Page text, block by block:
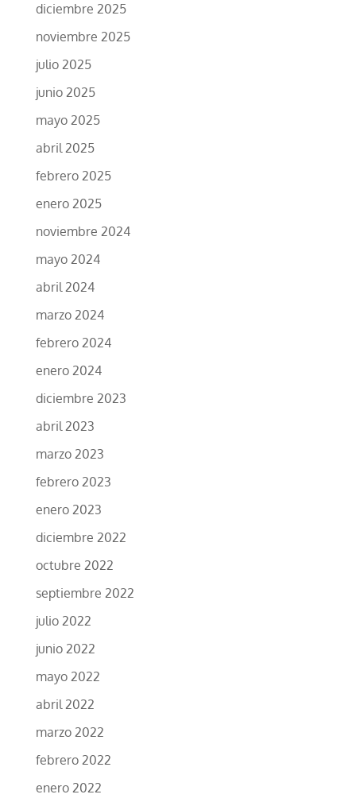
diciembre 2025
noviembre 2025
julio 2025
junio 2025
mayo 2025
abril 2025
febrero 2025
enero 2025
noviembre 2024
mayo 2024
abril 2024
marzo 2024
febrero 2024
enero 2024
diciembre 2023
abril 2023
marzo 2023
febrero 2023
enero 2023
diciembre 2022
octubre 2022
septiembre 2022
julio 2022
junio 2022
mayo 2022
abril 2022
marzo 2022
febrero 2022
enero 2022